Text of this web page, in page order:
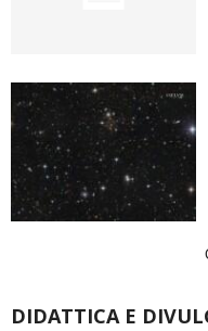
DIDATTICA E